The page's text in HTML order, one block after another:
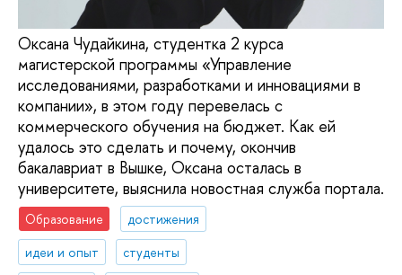
Оксана Чудайкина, студентка 2 курса
магистерской программы «Управление
исследованиями, разработками и инновациями в
компании», в этом году перевелась с
коммерческого обучения на бюджет. Как ей
удалось это сделать и почему, окончив
бакалавриат в Вышке, Оксана осталась в
университете, выяснила новостная служба портала.
Образование
достижения
идеи и опыт
студенты